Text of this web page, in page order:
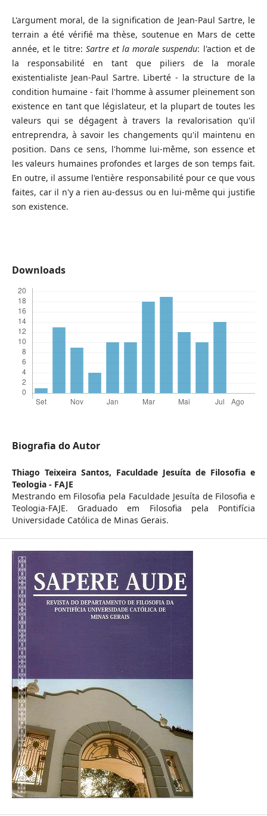
L'argument moral, de la signification de Jean-Paul Sartre, le
terrain a été vérifié ma thèse, soutenue en Mars de cette
année, et le titre: Sartre et la morale suspendu: l'action et de
la responsabilité en tant que piliers de la morale
existentialiste Jean-Paul Sartre. Liberté - la structure de la
condition humaine - fait l'homme à assumer pleinement son
existence en tant que législateur, et la plupart de toutes les
valeurs qui se dégagent à travers la revalorisation qu'il
entreprendra, à savoir les changements qu'il maintenu en
position. Dans ce sens, l'homme lui-même, son essence et
les valeurs humaines profondes et larges de son temps fait.
En outre, il assume l'entière responsabilité pour ce que vous
faites, car il n'y a rien au-dessus ou en lui-même qui justifie
son existence.
Downloads
Biografia do Autor
Thiago Teixeira Santos, Faculdade Jesuíta de Filosofia e
Teologia - FAJE
Mestrando em Filosofia pela Faculdade Jesuíta de Filosofia e
Teologia-FAJE. Graduado em Filosofia pela Pontifícia
Universidade Católica de Minas Gerais.